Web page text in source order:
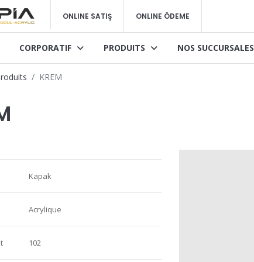
ONLINE SATIŞ ONLINE ÖDEME
CORPORATIF PRODUITS NOS SUCCURSALES
KREM
Kapak
Acrylique
102